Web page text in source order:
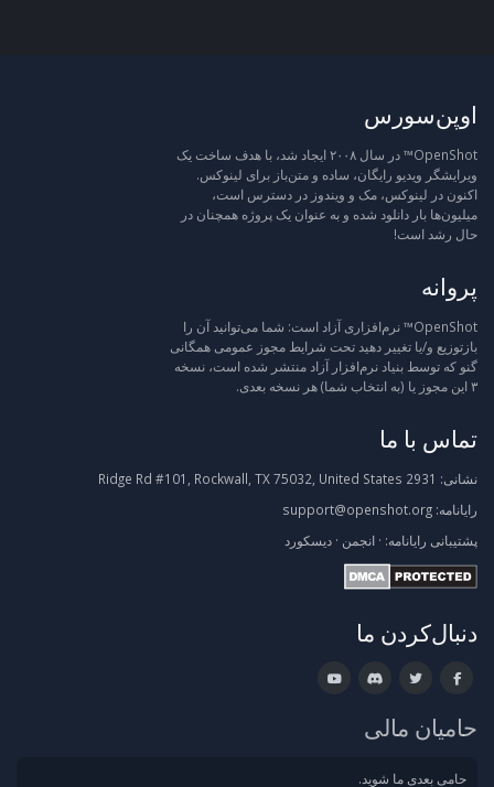
اوپن‌سورس
OpenShot™ در سال ۲۰۰۸ ایجاد شد، با هدف ساخت یک
ویرایشگر ویدیو رایگان، ساده و متن‌باز برای لینوکس.
اکنون در لینوکس، مک و ویندوز در دسترس است،
میلیون‌ها بار دانلود شده و به عنوان یک پروژه همچنان در
حال رشد است!
پروانه
OpenShot™ نرم‌افزاری آزاد است: شما می‌توانید آن را
بازتوزیع و/یا تغییر دهید تحت شرایط مجوز عمومی همگانی
گنو که توسط بنیاد نرم‌افزار آزاد منتشر شده است، نسخه
۳ این مجوز یا (به انتخاب شما) هر نسخه بعدی.
تماس با ما
نشانی:
رایانامه: support@openshot.org
پشتیبانی رایانامه: · انجمن · دیسکورد
دنبال‌کردن ما
حامیان مالی
حامی بعدی ما شوید.